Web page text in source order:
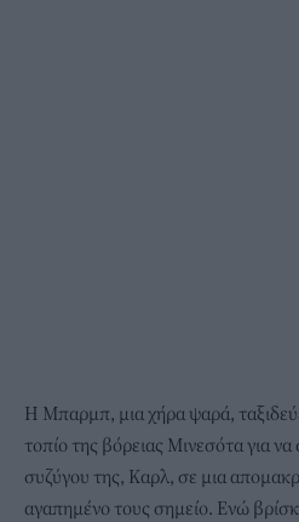
Η Μπαρμπ, μια χήρα ψαρά,
τοπίο της βόρειας Μινεσότα για να
συζύγου της, Καρλ, σε μια
αγαπημένο τους σημείο. Ενώ